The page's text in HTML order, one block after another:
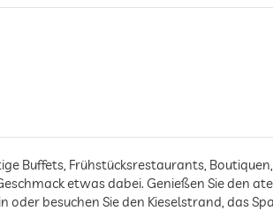
Buffets, Frühstücksrestaurants,
etwas dabei. Genießen Sie den
besuchen Sie den Kieselstrand, das